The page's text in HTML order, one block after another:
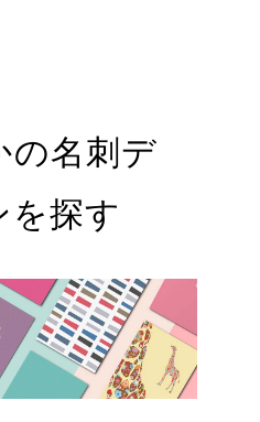
の名刺デ
を探す